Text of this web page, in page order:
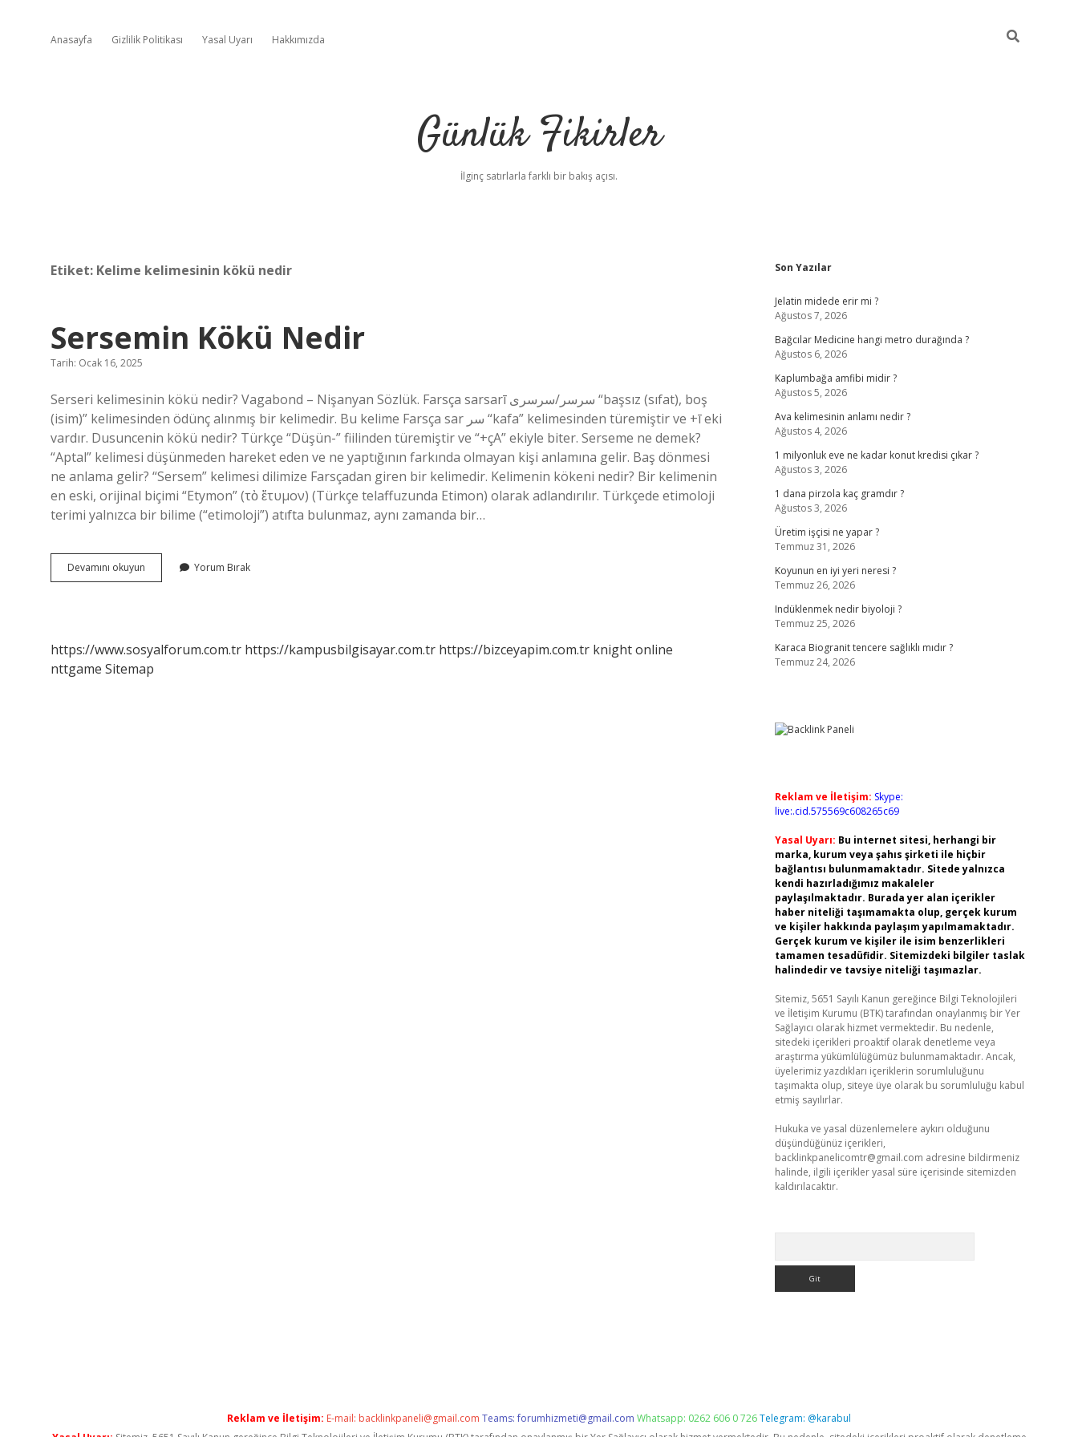
Anasayfa Gizlilik Politikası Yasal Uyarı Hakkımızda
Günlük Fikirler
İlginç satırlarla farklı bir bakış açısı.
Etiket: Kelime kelimesinin kökü nedir
Sersemin Kökü Nedir
Tarih: Ocak 16, 2025
Serseri kelimesinin kökü nedir? Vagabond – Nişanyan Sözlük. Farsça sarsarī سرسر/سرسری “başsız (sıfat), boş
(isim)” kelimesinden ödünç alınmış bir kelimedir. Bu kelime Farsça sar سر “kafa” kelimesinden türemiştir ve +ī eki
vardır. Dusuncenin kökü nedir? Türkçe “Düşün-” fiilinden türemiştir ve “+çA” ekiyle biter. Serseme ne demek?
“Aptal” kelimesi düşünmeden hareket eden ve ne yaptığının farkında olmayan kişi anlamına gelir. Baş dönmesi
ne anlama gelir? “Sersem” kelimesi dilimize Farsçadan giren bir kelimedir. Kelimenin kökeni nedir? Bir kelimenin
en eski, orijinal biçimi “Etymon” (τὸ ἔτυμον) (Türkçe telaffuzunda Etimon) olarak adlandırılır. Türkçede etimoloji
terimi yalnızca bir bilime (“etimoloji”) atıfta bulunmaz, aynı zamanda bir…
Devamını okuyun Sersemin
Kökü
Yorum Bırak
https://www.sosyalforum.com.tr https://kampusbilgisayar.com.tr https://bizceyapim.com.tr knight online
nttgame Sitemap
Sidebar
Son Yazılar
Jelatin midede erir mi ?
Ağustos 7, 2026
Bağcılar Medicine hangi metro durağında ?
Ağustos 6, 2026
Kaplumbağa amfibi midir ?
Ağustos 5, 2026
Ava kelimesinin anlamı nedir ?
Ağustos 4, 2026
1 milyonluk eve ne kadar konut kredisi çıkar ?
Ağustos 3, 2026
1 dana pirzola kaç gramdır ?
Ağustos 3, 2026
Üretim işçisi ne yapar ?
Temmuz 31, 2026
Koyunun en iyi yeri neresi ?
Temmuz 26, 2026
Indüklenmek nedir biyoloji ?
Temmuz 25, 2026
Karaca Biogranit tencere sağlıklı mıdır ?
Temmuz 24, 2026
Reklam ve İletişim: Skype:
live:.cid.575569c608265c69
Yasal Uyarı: Bu internet sitesi, herhangi bir
marka, kurum veya şahıs şirketi ile hiçbir
bağlantısı bulunmamaktadır. Sitede yalnızca
kendi hazırladığımız makaleler
paylaşılmaktadır. Burada yer alan içerikler
haber niteliği taşımamakta olup, gerçek kurum
ve kişiler hakkında paylaşım yapılmamaktadır.
Gerçek kurum ve kişiler ile isim benzerlikleri
tamamen tesadüfidir. Sitemizdeki bilgiler taslak
halindedir ve tavsiye niteliği taşımazlar.
Sitemiz, 5651 Sayılı Kanun gereğince Bilgi Teknolojileri
ve İletişim Kurumu (BTK) tarafından onaylanmış bir Yer
Sağlayıcı olarak hizmet vermektedir. Bu nedenle,
sitedeki içerikleri proaktif olarak denetleme veya
araştırma yükümlülüğümüz bulunmamaktadır. Ancak,
üyelerimiz yazdıkları içeriklerin sorumluluğunu
taşımakta olup, siteye üye olarak bu sorumluluğu kabul
etmiş sayılırlar.
Hukuka ve yasal düzenlemelere aykırı olduğunu
düşündüğünüz içerikleri,
backlinkpanelicomtr@gmail.com adresine bildirmeniz
halinde, ilgili içerikler yasal süre içerisinde sitemizden
kaldırılacaktır.
Reklam ve İletişim: E-mail: backlinkpaneli@gmail.com Teams:forumhizmeti@gmail.com Whatsapp: 0262 606 0 726Telegram: @karabul